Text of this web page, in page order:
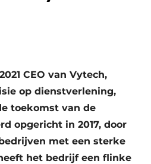
CEO van Vytech,
op dienstverlening,
toekomst van de
opgericht in 2017, door
met een sterke
het bedrijf een flinke